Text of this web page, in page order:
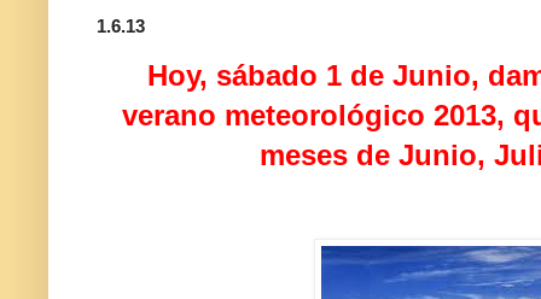
1.6.13
Hoy, sábado 1 de Junio,
verano meteorológico 2013,
meses de Junio,